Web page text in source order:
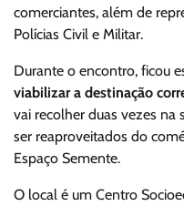
comerciantes, além de
Polícias Civil e Militar.
Durante o encontro, ficou
viabilizar a destinação
vai recolher duas vezes na
ser reaproveitados do
Espaço Semente.
O local é um Centro